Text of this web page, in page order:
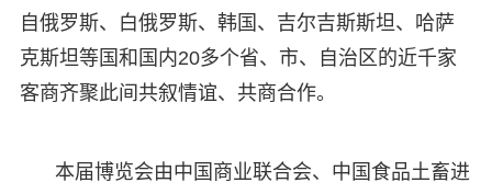
自俄罗斯、白俄罗斯、韩国、吉尔吉斯斯坦、哈萨
克斯坦等国和国内20多个省、市、自治区的近千家
客商齐聚此间共叙情谊、共商合作。
本届博览会由中国商业联合会、中国食品土畜进